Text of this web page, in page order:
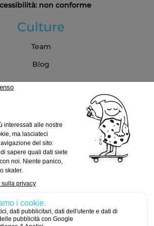
non conforme
Culture
Team
Blog
all'acquisto
scegliere la tua tavola